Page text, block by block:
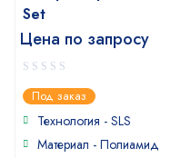
Set
Цена по запросу
0
out
of
Под заказ
Технология - SLS
Материал - Полиамид